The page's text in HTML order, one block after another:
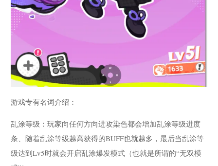
游戏专有名词介绍：
乱涂等级：玩家向任何方向进攻染色都会增加乱涂等级进度
条、随着乱涂等级越高获得的BUFF也就越多，最后当乱涂等
级达到Lv5时就会开启乱涂爆发模式（也就是所谓的“无双模